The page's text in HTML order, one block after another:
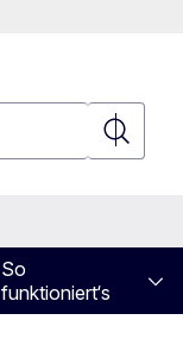
Suchen
So
funktioniert‘s